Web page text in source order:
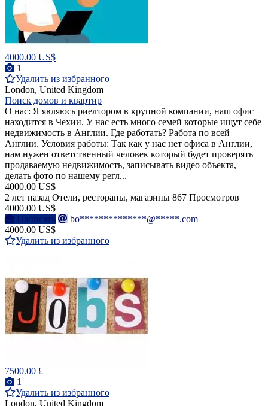
4000.00 US$
1
Удалить из избранного
London, United Kingdom
Поиск домов и квартир
О нас: Я являюсь риелтором в крупной компании, наш офис
находится в Чехии. У нас есть много семей которые ищут себе
недвижимость в Англии. Где работать? Работа по всей
Англии. Условия работы: Так как у нас нет офиса в Англии,
нам нужен ответственный человек который будет проверять
продаваемую недвижимость, записывать видео объекта,
делать фото по нашему регл...
4000.00 US$
2 лет назад Отели, рестораны, магазины 867 Просмотров
4000.00 US$
Написать
bo**************@*****.com
4000.00 US$
Удалить из избранного
7500.00 £
1
Удалить из избранного
London, United Kingdom